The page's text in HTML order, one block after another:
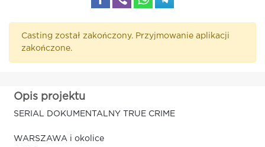
Casting został zakończony. Przyjmowanie aplikacji
zakończone.
Opis projektu
SERIAL DOKUMENTALNY TRUE CRIME
WARSZAWA i okolice